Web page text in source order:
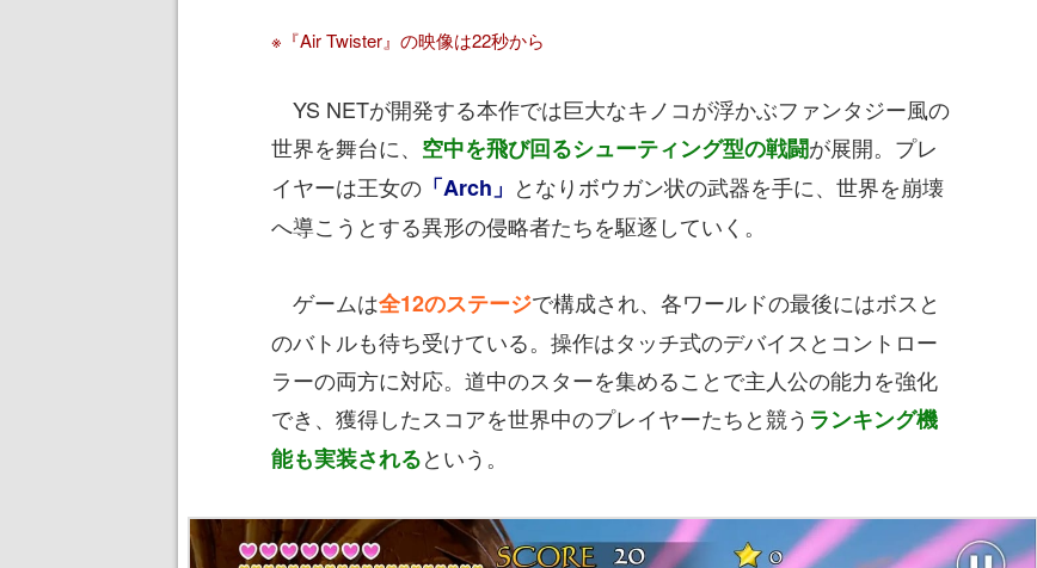
※『Air Twister』の映像は22秒から
YS NETが開発する本作では巨大なキノコが浮かぶファンタジー風の
世界を舞台に、 空中を飛び回るシューティング型の戦闘が展開。プレ
イヤーは王女の 「Arch」 となりボウガン状の武器を手に、世界を崩壊
へ導こうとする異形の侵略者たちを駆逐していく。
ゲームは全12のステージで構成され、各ワールドの最後にはボスと
のバトルも待ち受けている。操作はタッチ式のデバイスとコントロー
ラーの両方に対応。道中のスターを集めることで主人公の能力を強化
でき、獲得したスコアを世界中のプレイヤーたちと競う ランキング機
能も実装されるという。